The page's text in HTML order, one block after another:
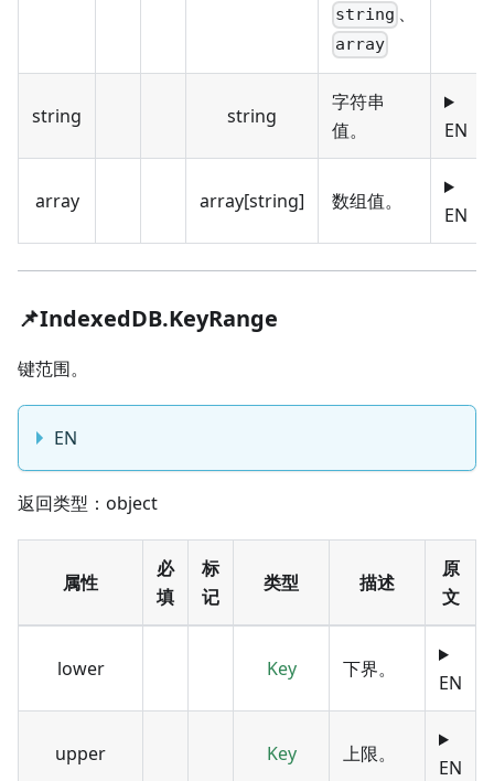
string 、
array
string string
字符串
值。
EN
array array[string] 数组值。
EN
📌IndexedDB.KeyRange
键范围。
EN
返回类型：object
属性
必
填
标
记
类型 描述
原
文
lower Key 下界。
EN
upper Key 上限。
EN